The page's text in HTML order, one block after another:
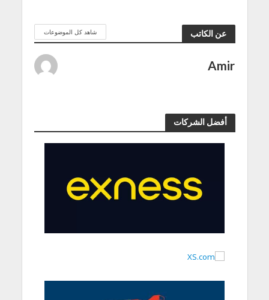
عن الكاتب شاهد كل الموضوعات
Amir
أفضل الشركات